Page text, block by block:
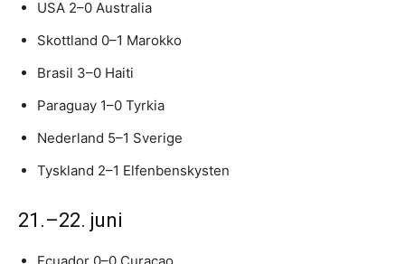
USA 2–0 Australia
Skottland 0–1 Marokko
Brasil 3–0 Haiti
Paraguay 1–0 Tyrkia
Nederland 5–1 Sverige
Tyskland 2–1 Elfenbenskysten
21.–22. juni